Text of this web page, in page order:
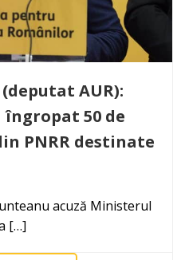
AUR):
îngropat 50 de
PNRR destinate
acuză Ministerul
[…]